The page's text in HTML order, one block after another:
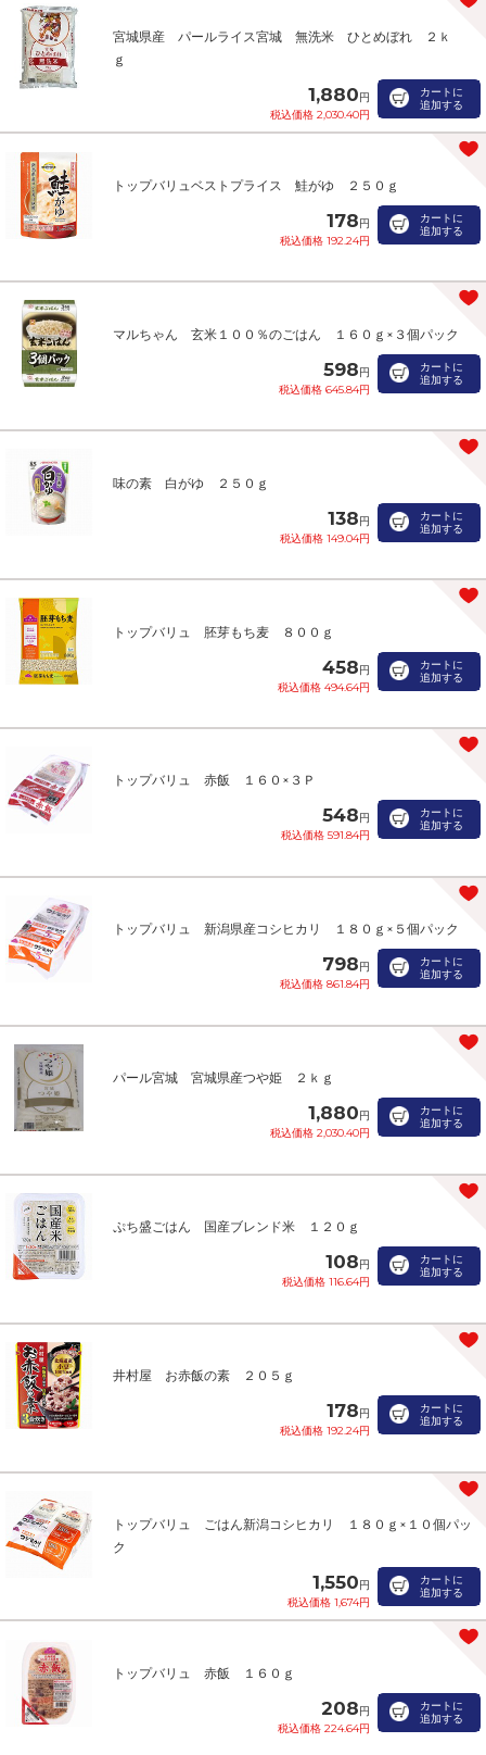
宮城県産 パールライス宮城 無洗米 ひとめぼれ ２ｋ
ｇ
1,880円
税込価格 2,030.40円
カートに
追加する
トップバリュベストプライス 鮭がゆ ２５０ｇ
178円
税込価格 192.24円
カートに
追加する
マルちゃん 玄米１００％のごはん １６０ｇ×３個パック
598円
税込価格 645.84円
カートに
追加する
味の素 白がゆ ２５０ｇ
138円
税込価格 149.04円
カートに
追加する
トップバリュ 胚芽もち麦 ８００ｇ
458円
税込価格 494.64円
カートに
追加する
トップバリュ 赤飯 １６０×３Ｐ
548円
税込価格 591.84円
カートに
追加する
トップバリュ 新潟県産コシヒカリ １８０ｇ×５個パック
798円
税込価格 861.84円
カートに
追加する
パール宮城 宮城県産つや姫 ２ｋｇ
1,880円
税込価格 2,030.40円
カートに
追加する
ぷち盛ごはん 国産ブレンド米 １２０ｇ
108円
税込価格 116.64円
カートに
追加する
井村屋 お赤飯の素 ２０５ｇ
178円
税込価格 192.24円
カートに
追加する
トップバリュ ごはん新潟コシヒカリ １８０ｇ×１０個パッ
ク
1,550円
税込価格 1,674円
カートに
追加する
トップバリュ 赤飯 １６０ｇ
208円
税込価格 224.64円
カートに
追加する